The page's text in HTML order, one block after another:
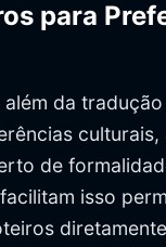
para
da
culturais,
de
isso